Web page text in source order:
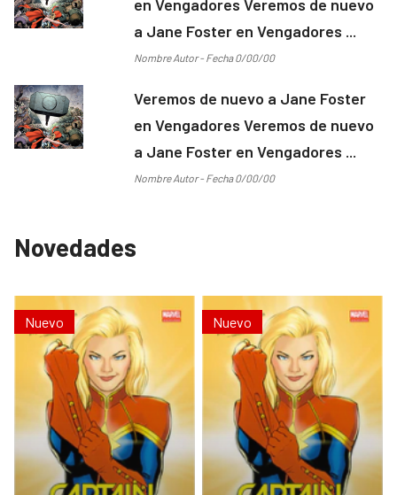
en Vengadores Veremos de nuevo
a Jane Foster en Vengadores ...
Nombre Autor - Fecha 0/00/00
Veremos de nuevo a Jane Foster
en Vengadores Veremos de nuevo
a Jane Foster en Vengadores ...
Nombre Autor - Fecha 0/00/00
Novedades
Nuevo Nuevo